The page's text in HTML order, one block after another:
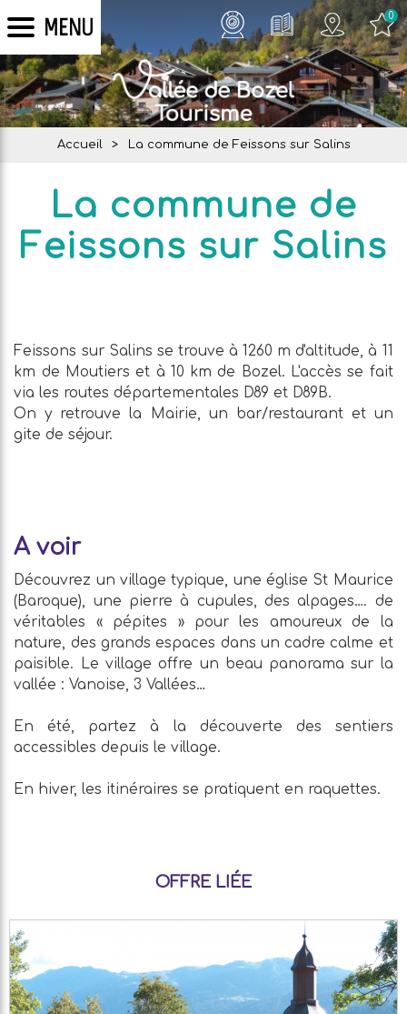
MENU 0
Accueil > La commune de Feissons sur Salins
La commune de
Feissons sur Salins
Feissons sur Salins se trouve à 1260 m d'altitude, à 11
km de Moutiers et à 10 km de Bozel. L'accès se fait
via les routes départementales D89 et D89B.
On y retrouve la Mairie, un bar/restaurant et un
gite de séjour.
A voir
Découvrez un village typique, une église St Maurice
(Baroque), une pierre à cupules, des alpages…. de
véritables « pépites » pour les amoureux de la
nature, des grands espaces dans un cadre calme et
paisible. Le village offre un beau panorama sur la
vallée : Vanoise, 3 Vallées…
En été, partez à la découverte des sentiers
accessibles depuis le village.
En hiver, les itinéraires se pratiquent en raquettes.
OFFRE LIÉE